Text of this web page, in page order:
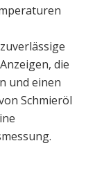
die
und einen
Schmieröl